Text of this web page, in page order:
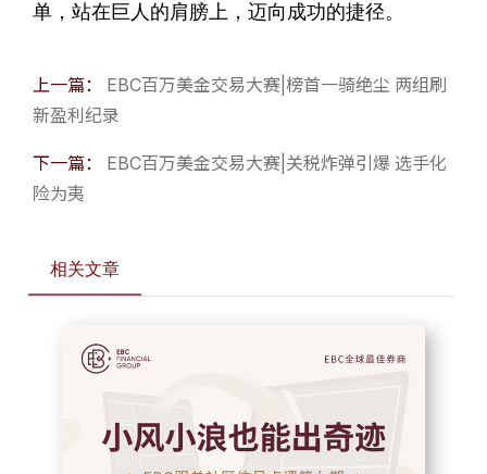
单，站在巨人的肩膀上，迈向成功的捷径。
上一篇：
EBC百万美金交易大赛|榜首一骑绝尘 两组刷
新盈利纪录
下一篇：
EBC百万美金交易大赛|关税炸弹引爆 选手化
险为夷
相关文章